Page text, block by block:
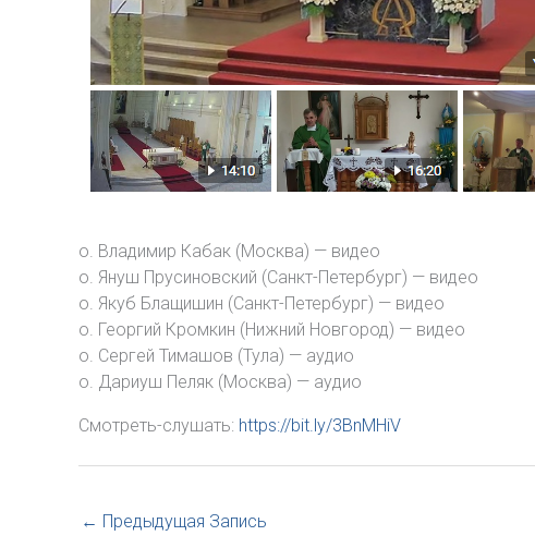
о. Владимир Кабак (Москва) — видео
о. Януш Прусиновский (Санкт-Петербург) — видео
о. Якуб Блащишин (Санкт-Петербург) — видео
о. Георгий Кромкин (Нижний Новгород) — видео
о. Сергей Тимашов (Тула) — аудио
о. Дариуш Пеляк (Москва) — аудио
Смотреть-слушать: https://bit.ly/3BnMHiV
← Предыдущая Запись